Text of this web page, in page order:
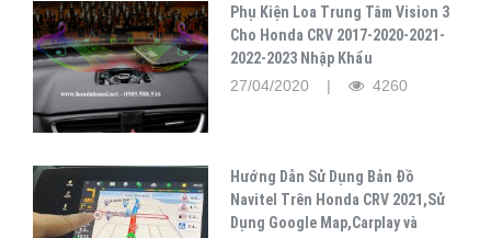
Phụ Kiện Loa Trung Tâm Vision 3
Cho Honda CRV 2017-2020-2021-
2022-2023 Nhập Khẩu
27/04/2020 |
4260
Hướng Dẫn Sử Dụng Bản Đồ
Navitel Trên Honda CRV 2021,Sử
Dụng Google Map,Carplay và